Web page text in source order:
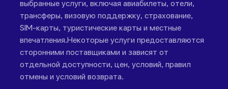
выбранные услуги, включая авиабилеты, отели,
трансферы, визовую поддержку, страхование,
SIM-карты, туристические карты и местные
впечатления.Некоторые услуги предоставляются
сторонними поставщиками и зависят от
отдельной доступности, цен, условий, правил
отмены и условий возврата.